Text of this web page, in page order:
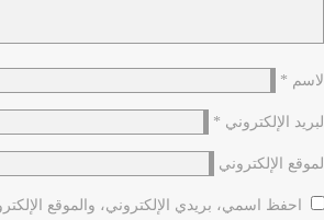
الاسم *
البريد الإلكتروني *
الموقع الإلكتروني
احفظ اسمي، بريدي الإلكتروني، والموقع